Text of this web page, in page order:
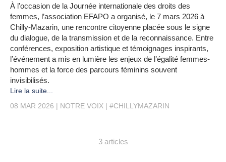
À l’occasion de la Journée internationale des droits des
femmes, l’association EFAPO a organisé, le 7 mars 2026 à
Chilly-Mazarin, une rencontre citoyenne placée sous le signe
du dialogue, de la transmission et de la reconnaissance. Entre
conférences, exposition artistique et témoignages inspirants,
l’événement a mis en lumière les enjeux de l’égalité femmes-
hommes et la force des parcours féminins souvent
invisibilisés.
Lire la suite...
08 MAR 2026
NOTRE VOIX #CHILLYMAZARIN
3 articles